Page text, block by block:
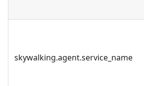
skywalking.agent.service_name